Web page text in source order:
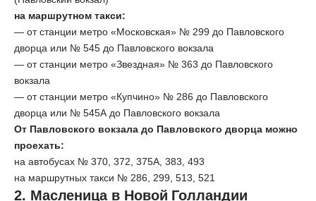
на маршрутном такси:
— от станции метро «Московская» № 299 до Павловского
дворца или № 545 до Павловского вокзала
— от станции метро «Звездная» № 363 до Павловского
вокзала
— от станции метро «Купчино» № 286 до Павловского
дворца или № 545А до Павловского вокзала
От Павловского вокзала до Павловского дворца можно
проехать:
на автобусах № 370, 372, 375А, 383, 493
на маршрутных такси № 286, 299, 513, 521
2. Масленица в Новой Голландии